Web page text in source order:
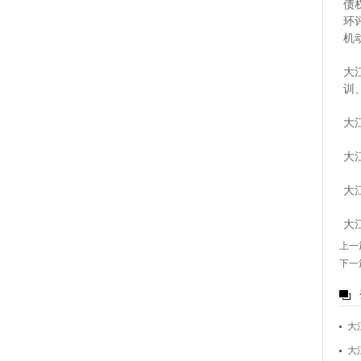
债
环
机
大
训
大
大
大
大
上一
下一
大
大